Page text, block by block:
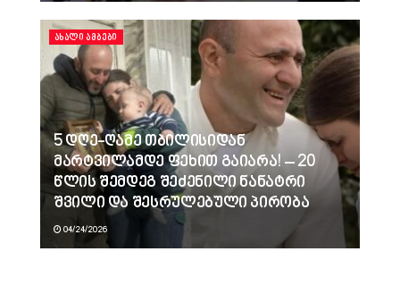
ᲐᲮᲐᲚᲘ ᲐᲛᲑᲔᲑᲘ
5 დღე-ღამე თბილისიდან
მარტვილამდე ფეხით გაიარა! – 20
წლის შემდეგ შეძენილი ნანატრი
შვილი და შესრულებული პირობა
04/24/2026